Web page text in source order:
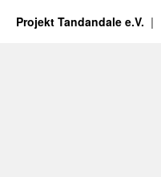
Projekt Tandandale e.V.